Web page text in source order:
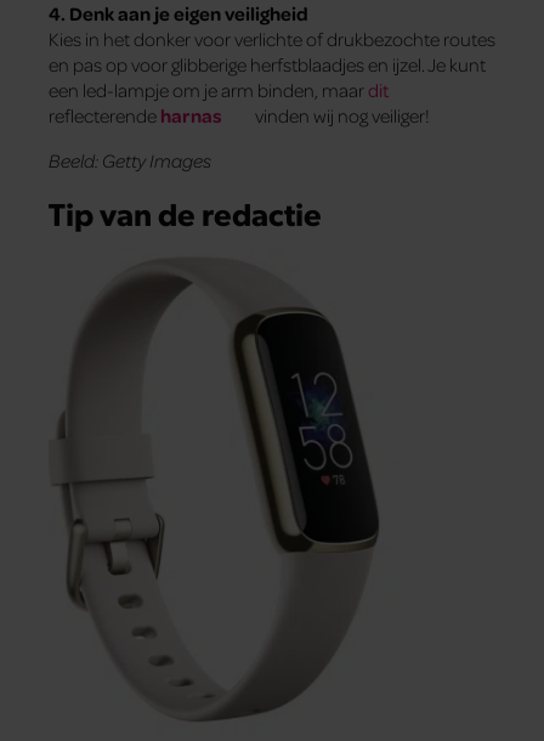
4. Denk aan je eigen veiligheid
Kies in het donker voor verlichte of drukbezochte routes
en pas op voor glibberige herfstblaadjes en ijzel. Je kunt
een led-lampje om je arm binden, maardit
reflecterende harnas
vinden wij nog veiliger!
Beeld: Getty Images
Tip van de redactie